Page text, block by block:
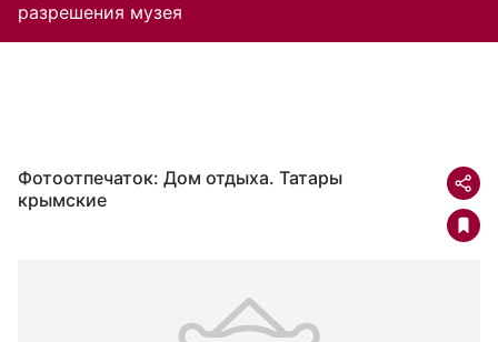
разрешения музея
Фотоотпечаток: Дом отдыха. Татары
крымские